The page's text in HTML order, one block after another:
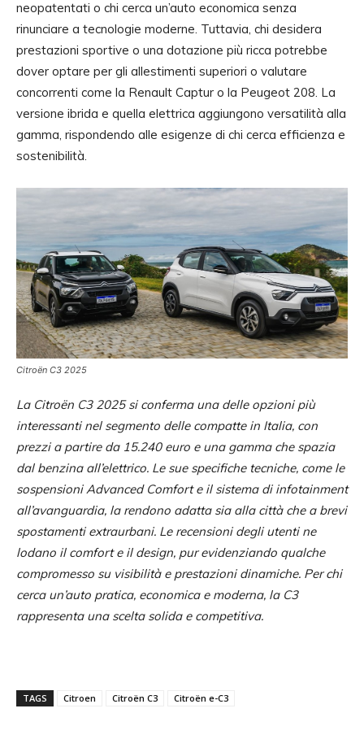
neopatentati o chi cerca un’auto economica senza
rinunciare a tecnologie moderne. Tuttavia, chi desidera
prestazioni sportive o una dotazione più ricca potrebbe
dover optare per gli allestimenti superiori o valutare
concorrenti come la Renault Captur o la Peugeot 208. La
versione ibrida e quella elettrica aggiungono versatilità alla
gamma, rispondendo alle esigenze di chi cerca efficienza e
sostenibilità.
Citroën C3 2025
La Citroën C3 2025 si conferma una delle opzioni più
interessanti nel segmento delle compatte in Italia, con
prezzi a partire da 15.240 euro e una gamma che spazia
dal benzina all’elettrico. Le sue specifiche tecniche, come le
sospensioni Advanced Comfort e il sistema di infotainment
all’avanguardia, la rendono adatta sia alla città che a brevi
spostamenti extraurbani. Le recensioni degli utenti ne
lodano il comfort e il design, pur evidenziando qualche
compromesso su visibilità e prestazioni dinamiche. Per chi
cerca un’auto pratica, economica e moderna, la C3
rappresenta una scelta solida e competitiva.
TAGS Citroen Citroën C3 Citroën e-C3